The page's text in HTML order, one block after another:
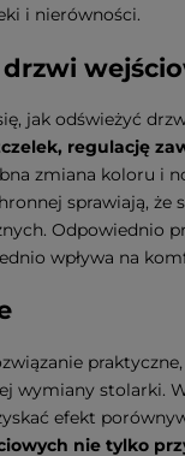
i nierówności.
jak odświeżyć
regulację
zmiana koloru i
sprawiają, że
Odpowiednio
wpływa na
wymiany stolarki.
efekt
nie tylko